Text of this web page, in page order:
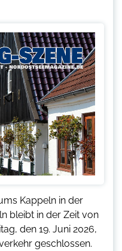
Kappeln in der
bleibt in der Zeit von
den 19. Juni 2026,
geschlossen.